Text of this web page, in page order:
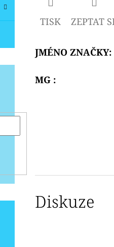
TISK ZEPTAT
JMÉNO ZNAČKY:
MG :
Diskuze